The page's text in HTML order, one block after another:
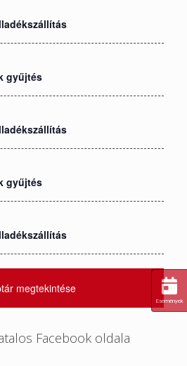
gyűjtés
gyűjtés
megtekintése
Facebook oldala
Események